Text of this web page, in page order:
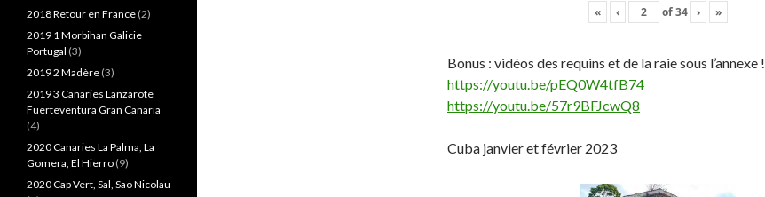
« ‹ of34 › »
Bonus : vidéos des requins et de la raie sous l’annexe !
https://youtu.be/pEQ0W4tfB74
https://youtu.be/57r9BFJcwQ8
Cuba janvier et février 2023
2018 Retour en France (2)
2019 1 Morbihan Galicie
Portugal (3)
2019 2 Madère (3)
2019 3 Canaries Lanzarote
Fuerteventura Gran Canaria
(4)
2020 Canaries La Palma, La
Gomera, El Hierro (9)
2020 Cap Vert, Sal, Sao Nicolau